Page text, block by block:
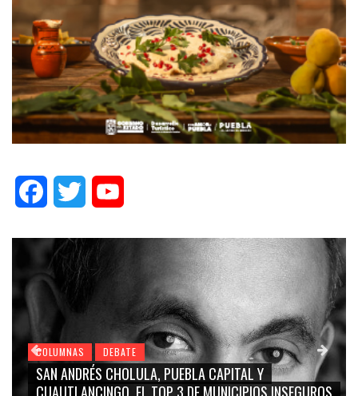
FacebookTwitter
COLUMNAS DEBATE
GRACE PALOMARES, NAY SALVATORI, SERGIO